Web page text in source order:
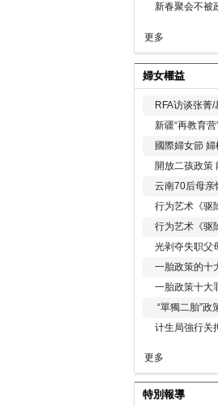
新春聚会不被
更多
婦女權益
RFA访谈张菁
新疆“再教育
國際婦女節
開放二孩政策
云南70后母亲
行为艺术《驱
行为艺术《驱
光剥夺失职父
一胎政策的十
一胎政策十大
“單獨二胎”政
计生局強行关
更多
特別報導